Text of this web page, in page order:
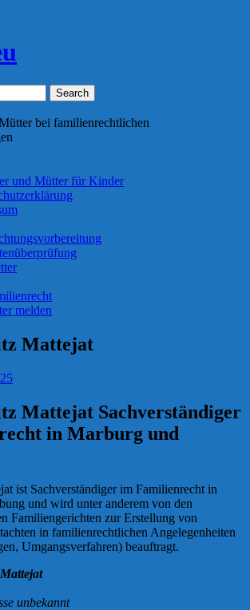
bei familienrechtlichen
und Mütter für Kinder
melden
Mattejat
Mattejat Sachverständiger
in Marburg und
ist Sachverständiger im Familienrecht in
und wird unter anderem von den
Familiengerichten zur Erstellung von
in familienrechtlichen Angelegenheiten
Umgangsverfahren) beauftragt.
unbekannt